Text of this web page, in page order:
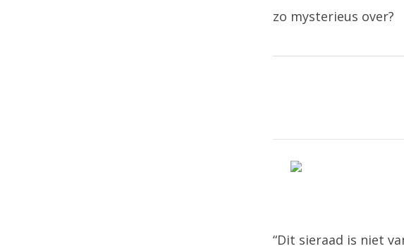
zo mysterieus over?
“Dit sieraad is niet